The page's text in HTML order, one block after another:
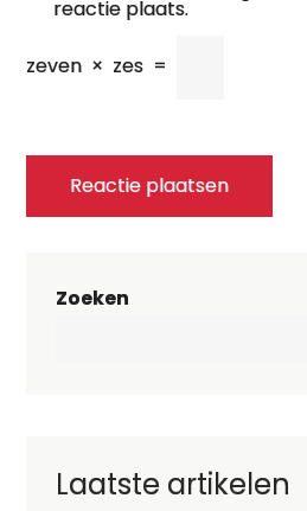
reactie plaats.
zeven × zes =
Zoeken
Laatste artikelen